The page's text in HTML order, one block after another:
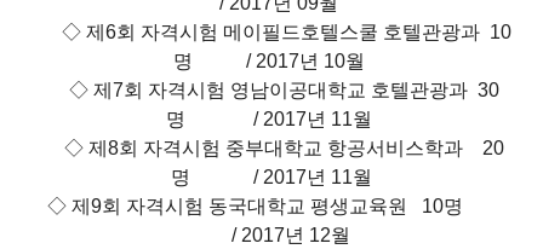
◇ 제6회 자격시험 메이필드호텔스쿨 호텔관광과 10
명 / 2017년 10월
◇ 제7회 자격시험 영남이공대학교 호텔관광과 30
명 / 2017년 11월
◇ 제8회 자격시험 중부대학교 항공서비스학과 20
명 / 2017년 11월
◇ 제9회 자격시험 동국대학교 평생교육원 10명
/ 2017년 12월